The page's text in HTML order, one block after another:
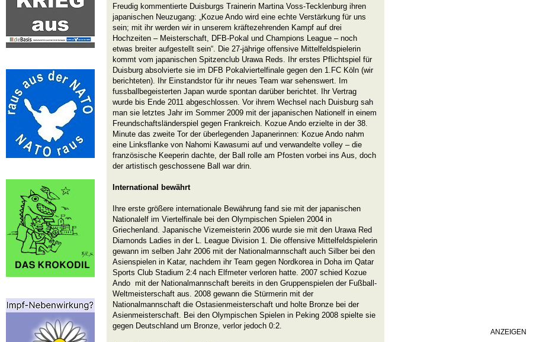
Freudig kommentierte Duisburgs Trainerin Martina Voss-Tecklenburg ihren
japanischen Neuzugang: „Kozue Ando wird eine echte Verstärkung für uns
sein; mit ihr werden wir in unserem kräftezehrenden Kampf auf drei
Hochzeiten – Meisterschaft, DFB-Pokal und Champions League – noch
etwas breiter aufgestellt sein“. Die 27-jährige offensive Mittelfeldspielerin
kommt vom japanischen Spitzenclub Urawa Reds. Ihr erstes Pflichtspiel für
Duisburg absolvierte sie im DFB Pokalviertelfinale gegen den 1.FC Köln (wir
berichteten). Ihr Einstandstor für ihr neues Team war sehenswert. Im
fussballbegeisterten Japan wurde spontan darüber berichtet. Ihr Vertrag
wurde bis Ende 2011 abgeschlossen. Vor ihrem Wechsel nach Duisburg sah
man sie letztes Jahr im Sommer 2009 mit der japanischen Nationelf in einem
Freundschaftsländerspiel gegen Frankreich. Kozue Ando erzielte in der 38.
Minute das zweite Tor der überlegenden Japanerinnen: Kozue Ando nahm
eine Linksflanke von Nahomi Kawasumi auf und verwandelte volley – die
französische Keeperin dachte, der Ball rolle am Pfosten vorbei ins Aus, doch
der artistisch geschossene Ball war drin.
International bewährt
Ihre erste größere internationale Bewährung fand sie mit der japanischen
Nationalelf im Viertelfinale bei den Olympischen Spielen 2004 in
Griechenland. Japanische Vizemeisterin 2006 wurde sie mit den Urawa Red
Diamonds Ladies in der L. League Division 1. Die offensive Mittelfeldspielerin
gewann im selben Jahr 2006 mit der Nationalmannschaft auch Silber bei den
Asienspielen in Katar, nachdem ihr Team gegen Nordkorea in Doha im Qatar
Sports Club Stadium 2:4 nach Elfmeter verloren hatte. 2007 schied Kozue
Ando mit der Nationalmannschaft bereits in den Gruppenspielen der Fußball-
Weltmeisterschaft aus. 2008 gewann die Stürmerin mit der
Nationalmannschaft die Ostasienmeisterschaft und holte Bronze bei der
Asienmeisterschaft. Bei den Olympischen Spielen in Peking 2008 spielte sie
gegen Deutschland um Bronze, verlor jedoch 0:2.
ANZEIGEN